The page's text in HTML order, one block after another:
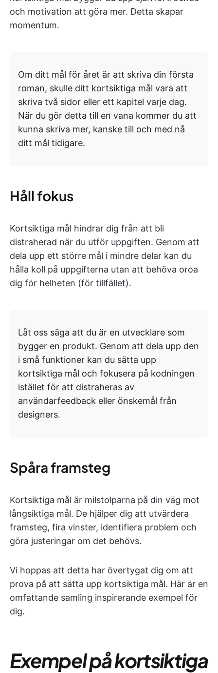
och motivation att göra mer. Detta skapar
momentum.
Om ditt mål för året är att skriva din första
roman, skulle ditt kortsiktiga mål vara att
skriva två sidor eller ett kapitel varje dag.
När du gör detta till en vana kommer du att
kunna skriva mer, kanske till och med nå
ditt mål tidigare.
Håll fokus
Kortsiktiga mål hindrar dig från att bli
distraherad när du utför uppgiften. Genom att
dela upp ett större mål i mindre delar kan du
hålla koll på uppgifterna utan att behöva oroa
dig för helheten (för tillfället).
Låt oss säga att du är en utvecklare som
bygger en produkt. Genom att dela upp den
i små funktioner kan du sätta upp
kortsiktiga mål och fokusera på kodningen
istället för att distraheras av
användarfeedback eller önskemål från
designers.
Spåra framsteg
Kortsiktiga mål är milstolparna på din väg mot
långsiktiga mål. De hjälper dig att utvärdera
framsteg, fira vinster, identifiera problem och
göra justeringar om det behövs.
Vi hoppas att detta har övertygat dig om att
prova på att sätta upp kortsiktiga mål. Här är en
omfattande samling inspirerande exempel för
dig.
Exempel på kortsiktiga